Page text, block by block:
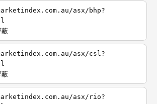
asx/bhp?
蔽
asx/csl?
蔽
asx/rio?